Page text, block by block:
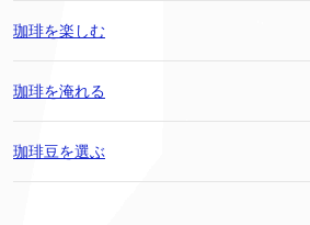
珈琲を楽しむ
珈琲を淹れる
珈琲豆を選ぶ